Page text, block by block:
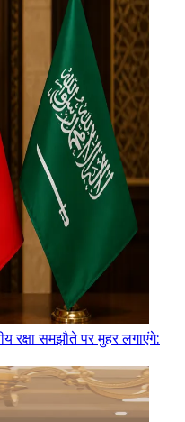
रक्षा समझौते पर मुहर लगाएंगे: